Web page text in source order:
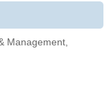
Management,